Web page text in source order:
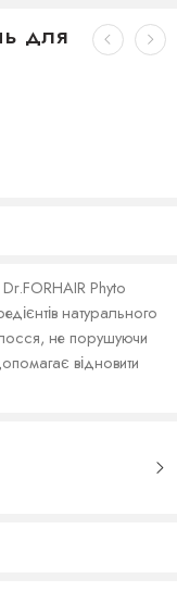
для
Phyto
натурального
не порушуючи
відновити